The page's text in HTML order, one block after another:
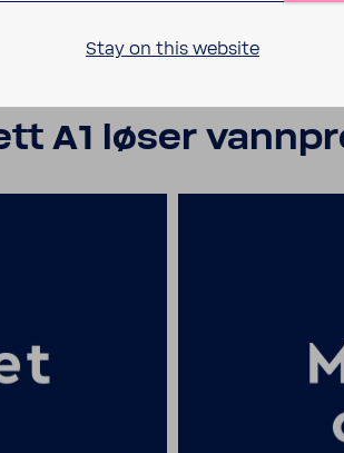
A1 løser
Stay on this website